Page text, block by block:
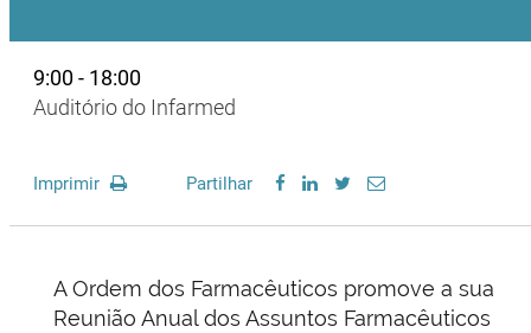
9:00 - 18:00
Auditório do Infarmed
Imprimir Partilhar
A Ordem dos Farmacêuticos promove a sua
Reunião Anual dos Assuntos Farmacêuticos